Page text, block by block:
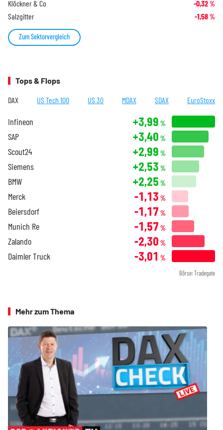
Klöckner & Co -0,32%
Salzgitter -1,58%
Zum Sektorvergleich
Tops & Flops
DAX US Tech 100 US 30 MDAX SDAX EuroStoxx
Infineon +3,99 %
SAP +3,40 %
Scout24 +2,99 %
Siemens +2,53 %
BMW +2,25 %
Merck -1,13 %
Beiersdorf -1,17 %
Munich Re -1,57 %
Zalando -2,30 %
Daimler Truck -3,01 %
Börse: Tradegate
Mehr zum Thema